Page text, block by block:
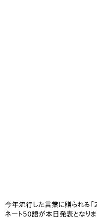
今年流行した言葉に贈られる「
ネート50語が本日発表となりま